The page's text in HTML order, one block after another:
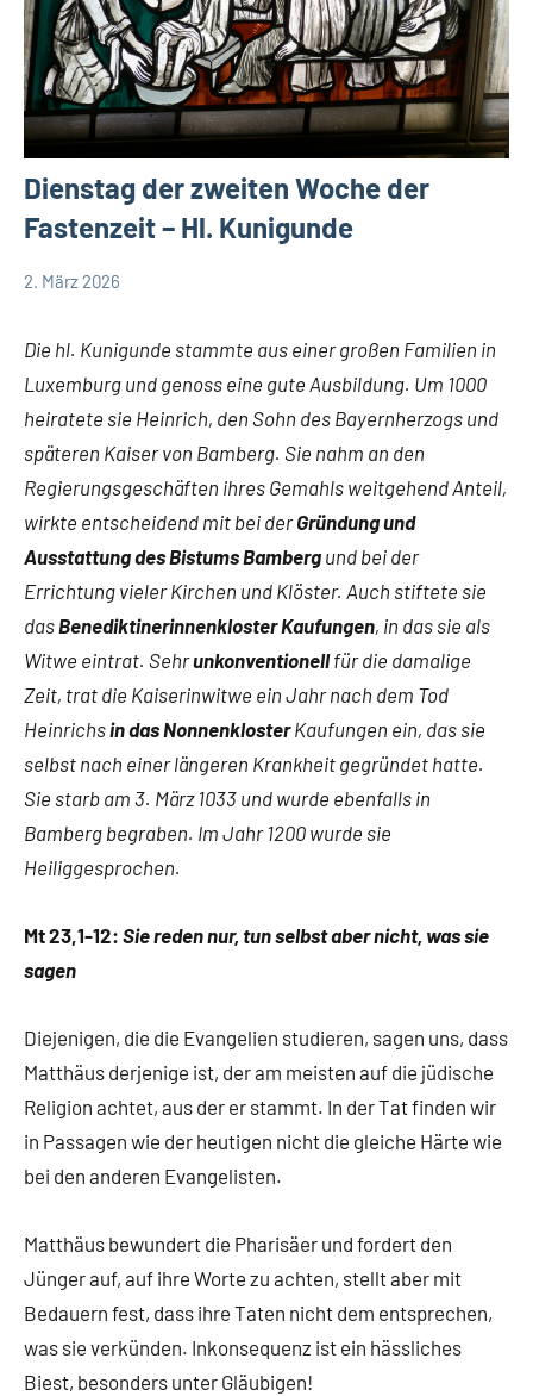
Dienstag der zweiten Woche der
Fastenzeit – Hl. Kunigunde
2. März 2026
Die hl. Kunigunde stammte aus einer großen Familien in
Luxemburg und genoss eine gute Ausbildung. Um 1000
heiratete sie Heinrich, den Sohn des Bayernherzogs und
späteren Kaiser von Bamberg. Sie nahm an den
Regierungsgeschäften ihres Gemahls weitgehend Anteil,
wirkte entscheidend mit bei derGründung und
Ausstattung des Bistums Bamberg und bei der
Errichtung vieler Kirchen und Klöster. Auch stiftete sie
dasBenediktinerinnenkloster Kaufungen, in das sie als
Witwe eintrat. Sehrunkonventionellfür die damalige
Zeit, trat die Kaiserinwitwe ein Jahr nach dem Tod
Heinrichsin das NonnenklosterKaufungen ein, das sie
selbst nach einer längeren Krankheit gegründet hatte.
Sie starb am 3. März 1033 und wurde ebenfalls in
Bamberg begraben. Im Jahr 1200 wurde sie
Heiliggesprochen.
Mt 23,1-12: Sie reden nur, tun selbst aber nicht, was sie
sagen
Diejenigen, die die Evangelien studieren, sagen uns, dass
Matthäus derjenige ist, der am meisten auf die jüdische
Religion achtet, aus der er stammt. In der Tat finden wir
in Passagen wie der heutigen nicht die gleiche Härte wie
bei den anderen Evangelisten.
Matthäus bewundert die Pharisäer und fordert den
Jünger auf, auf ihre Worte zu achten, stellt aber mit
Bedauern fest, dass ihre Taten nicht dem entsprechen,
was sie verkünden. Inkonsequenz ist ein hässliches
Biest, besonders unter Gläubigen!